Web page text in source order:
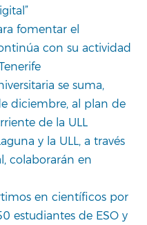
fomentar el
con su actividad
se suma,
diciembre, al plan de
de la ULL
y la ULL, a través
colaborarán en
en científicos por
estudiantes de ESO y